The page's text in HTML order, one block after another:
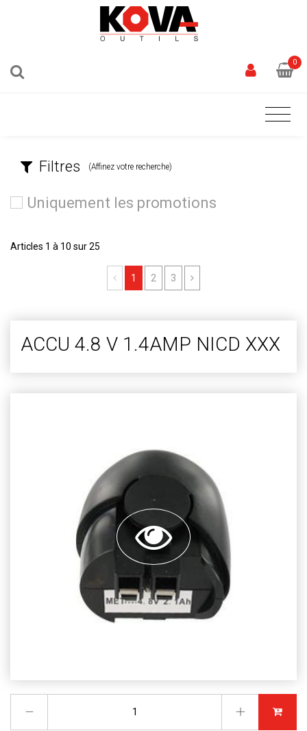
0
Filtres (Affinez votre recherche)
Uniquement les promotions
Articles 1 à 10 sur 25
Previous
1 2 3 Next
ACCU 4.8 V 1.4AMP NICD XXX